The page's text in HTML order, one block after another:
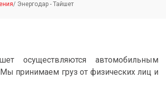
/ Энергодар - Тайшет
осуществляются автомобильным
принимаем груз от физических лиц и